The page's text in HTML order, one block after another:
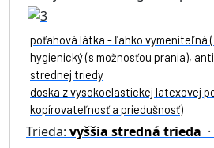
poťahová látka - ľahko vymeniteľná
hygienický (s možnosťou prania),
strednej triedy
doska z vysokoelastickej latexovej
kopírovateľnosť a priedušnosť)
Trieda: vyššia stredná trieda